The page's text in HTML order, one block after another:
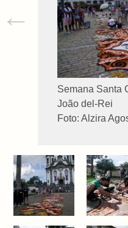
Semana Santa
João del-Rei
Foto: Alzira
←